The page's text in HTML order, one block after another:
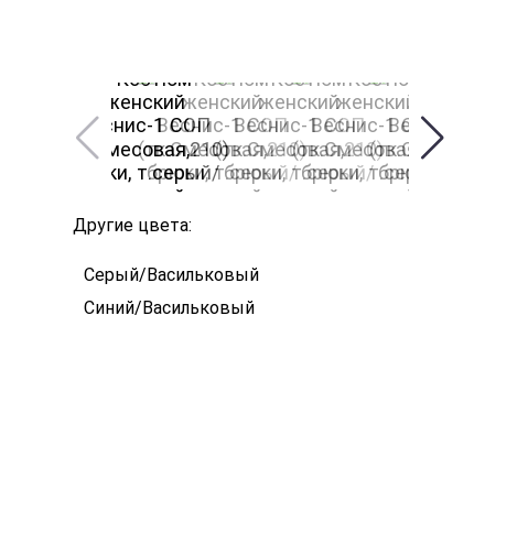
Другие цвета:
Серый/Васильковый
Синий/Васильковый